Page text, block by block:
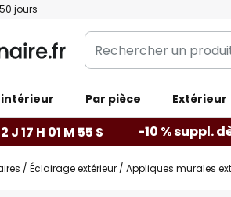
jours
Rechercher
un
catégorie...
Par pièce Extérieur
J 17 H 01 M 54 S -10 % suppl.
Éclairage extérieur Appliques murales